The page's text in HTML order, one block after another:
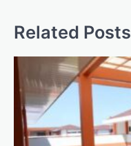
Related Posts